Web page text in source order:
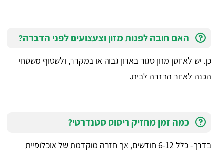
האם חובה לפנות מזון וצעצועים לפני הדברה?
כן. יש לאחסן מזון סגור בארון גבוה או במקרר, ולשטוף משטחי
הכנה לאחר החזרה לבית.
כמה זמן מחזיק ריסוס סטנדרטי?
בדרך- כלל 6-12 חודשים, אך חזרה מוקדמת של אוכלוסיית